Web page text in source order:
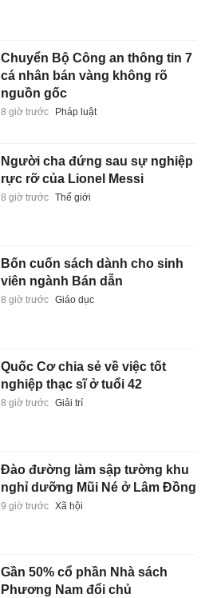
Chuyển Bộ Công an thông tin 7
cá nhân bán vàng không rõ
nguồn gốc
8 giờ trước Pháp luật
Người cha đứng sau sự nghiệp
rực rỡ của Lionel Messi
8 giờ trước Thế giới
Bốn cuốn sách dành cho sinh
viên ngành Bán dẫn
8 giờ trước Giáo dục
Quốc Cơ chia sẻ về việc tốt
nghiệp thạc sĩ ở tuổi 42
8 giờ trước Giải trí
Đào đường làm sập tường khu
nghỉ dưỡng Mũi Né ở Lâm Đồng
9 giờ trước Xã hội
Gần 50% cổ phần Nhà sách
Phương Nam đổi chủ